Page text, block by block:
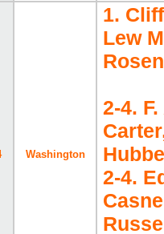
Washington
1.
Lew
Rosen
2-4.
2-4.